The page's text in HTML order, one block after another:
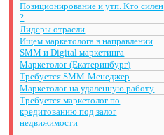
Позиционирование и утп. Кто силен
?
Лидеры отрасли
Ищем маркетолога в направлении
SMM и Digital маркетинга
Маркетолог (Екатеринбург)
Требуется SMM-Менеджер
Маркетолог на удаленную работу
Требуется маркетолог по
кредитованию под залог
недвижимости